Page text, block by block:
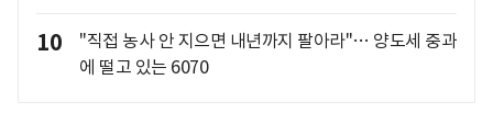
10
"직접 농사 안 지으면 내년까지 팔아라"… 양도세 중과
에 떨고 있는 6070